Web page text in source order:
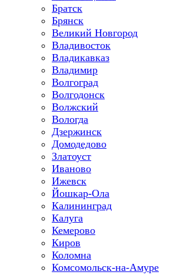
Братск
Брянск
Великий Новгород
Владивосток
Владикавказ
Владимир
Волгоград
Волгодонск
Волжский
Вологда
Дзержинск
Домодедово
Златоуст
Иваново
Ижевск
Йошкар-Ола
Калининград
Калуга
Кемерово
Киров
Коломна
Комсомольск-на-Амуре